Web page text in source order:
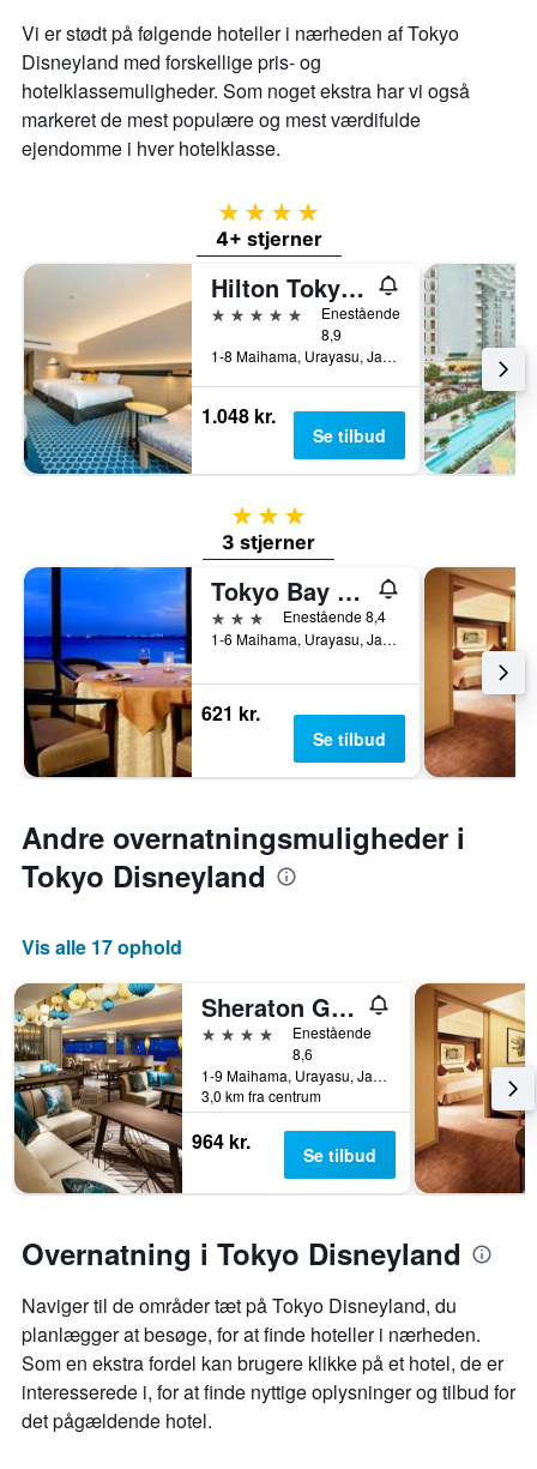
Vi er stødt på følgende hoteller i nærheden af ​​Tokyo
Disneyland med forskellige pris- og
hotelklassemuligheder. Som noget ekstra har vi også
markeret de mest populære og mest værdifulde
ejendomme i hver hotelklasse.
4 stjerner
4+ stjerner
Hilton Tokyo Bay
5 stjerner
Enestående
8,9
1-8 Maihama, Urayasu, Japan
1.048 kr.
Se tilbud
3 stjerner
3 stjerner
Tokyo Bay Maihama Hotel First Resort
3 stjernerEnestående 8,4
1-6 Maihama, Urayasu, Japan
621 kr.
Se tilbud
Andre overnatningsmuligheder i
Tokyo Disneyland
Vis alle 17 ophold
Sheraton Grande Tokyo Bay Hotel
4 stjerner
Enestående
8,6
1-9 Maihama, Urayasu, Japan
3,0 km fra centrum
964 kr. Se tilbud
Overnatning i Tokyo Disneyland
Naviger til de områder tæt på Tokyo Disneyland, du
planlægger at besøge, for at finde hoteller i nærheden.
Som en ekstra fordel kan brugere klikke på et hotel, de er
interesserede i, for at finde nyttige oplysninger og tilbud for
det pågældende hotel.